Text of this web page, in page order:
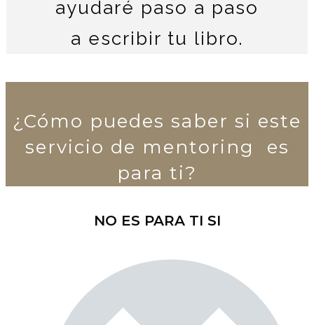
ayudaré paso a paso
a escribir tu libro.
¿Cómo puedes saber si este
servicio de mentoring es
para ti?
NO ES PARA TI SI